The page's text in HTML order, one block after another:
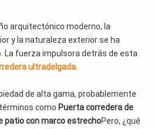
arquitectónico moderno, la
y la naturaleza exterior se ha
La fuerza impulsora detrás de esta
ultradelgada.
de alta gama, probablemente
como Puerta corredera de
patio con marco estrechoPero, ¿qué